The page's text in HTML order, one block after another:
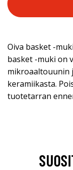
Oiva basket -
basket -muki on
mikroaaltouunin
keramiikasta.
tuotetarran